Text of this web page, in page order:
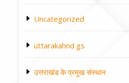
Uncategorized
uttarakahnd gs
उत्तराखंड के प्रमुख संस्थान